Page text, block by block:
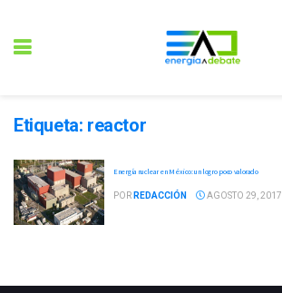
Etiqueta: reactor
Energía nuclear en México: un logro poco valorado
POR REDACCIÓN AGOSTO 29, 2017